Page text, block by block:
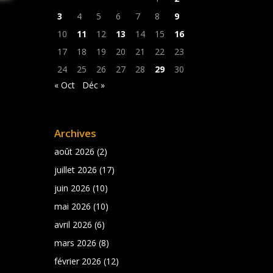
3
4 5 6 7 8
9
10
11 12 13 14 15
16
17
18 19 20 21 22
23
24
25 26 27 28 29
30
« Oct
Déc »
Archives
août 2026 (2)
juillet 2026 (17)
juin 2026 (10)
mai 2026 (10)
avril 2026 (6)
mars 2026 (8)
février 2026 (12)